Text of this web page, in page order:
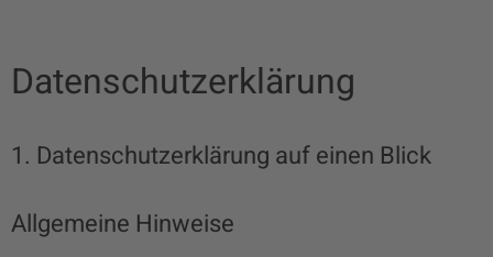
Datenschutzerklärung
1. Datenschutzerklärung auf einen Blick
Allgemeine Hinweise